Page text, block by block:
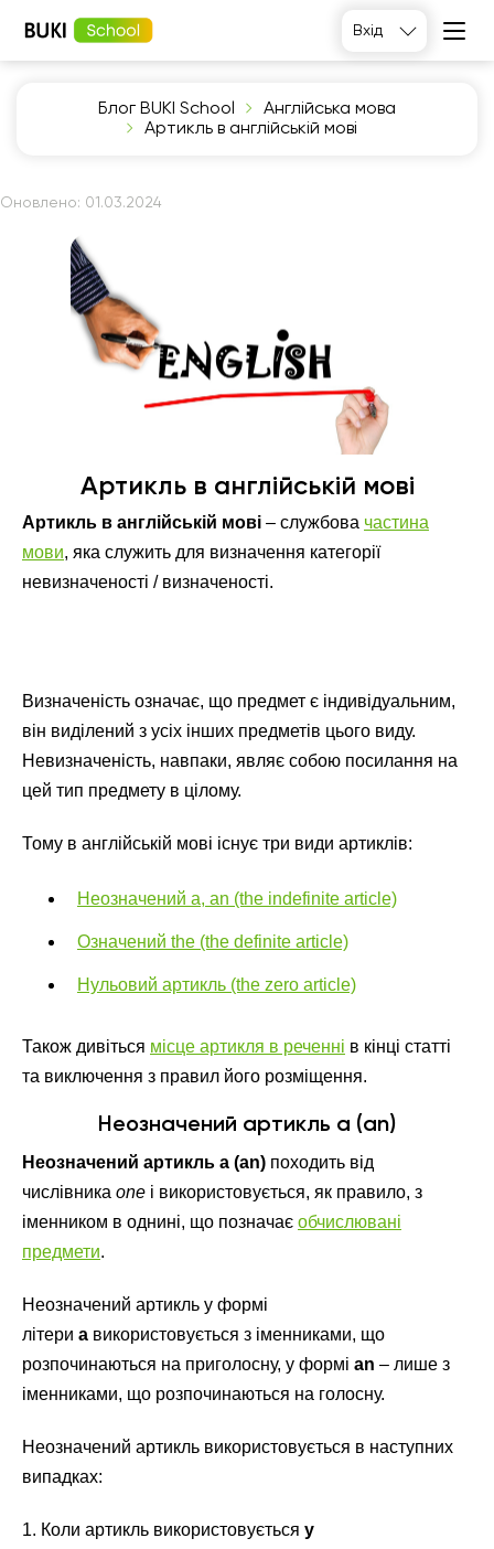
Вхід
Блог BUKI School
Англійська мова
Артикль в англійській мові
Оновлено: 01.03.2024
Артикль в англійській мові
Артикль в англійській мові – службова частина
мови, яка служить для визначення категорії
невизначеності / визначеності.
Визначеність означає, що предмет є індивідуальним,
він виділений з усіх інших предметів цього виду.
Невизначеність, навпаки, являє собою посилання на
цей тип предмету в цілому.
Тому в англійській мові існує три види артиклів:
Неозначений a, an (the indefinite article)
Означений the (the definite article)
Нульовий артикль (the zero article)
Також дивіться місце артикля в реченні в кінці статті
та виключення з правил його розміщення.
Неозначений артикль a (an)
Неозначений артикль a (an) походить від
числівника one і використовується, як правило, з
іменником в однині, що позначає обчислювані
предмети.
Неозначений артикль у формі
літери a використовується з іменниками, що
розпочинаються на приголосну, у формі an – лише з
іменниками, що розпочинаються на голосну.
Неозначений артикль використовується в наступних
випадках:
1. Коли артикль використовується у